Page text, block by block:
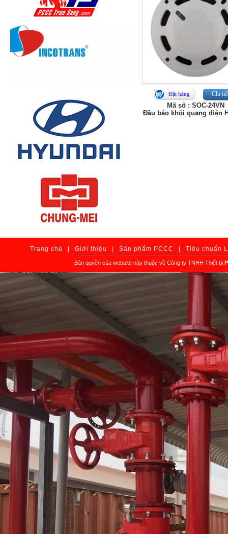
Đặt hàng Chi
Mã số : SOC-24VN
Đầu báo khói quang điện
Trang chủ Giới thiệu Sản phẩm PCCC Tiêu chuẩn
Bản quyền của website này thuộc về Công ty TNHH Thiết bị